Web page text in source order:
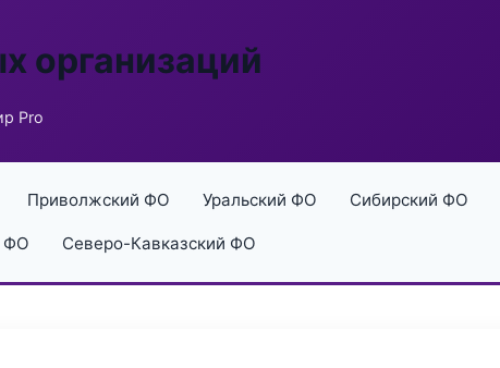
организаций
Pro
Приволжский ФО Уральский ФО Сибирский ФО
ФО Северо-Кавказский ФО